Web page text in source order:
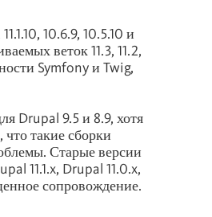
10.6.9, 10.5.10 и
веток 11.3, 11.2,
Symfony и Twig,
Drupal 9.5 и 8.9, хотя
такие сборки
Старые версии
11.1.x, Drupal 11.0.x,
сопровождение.